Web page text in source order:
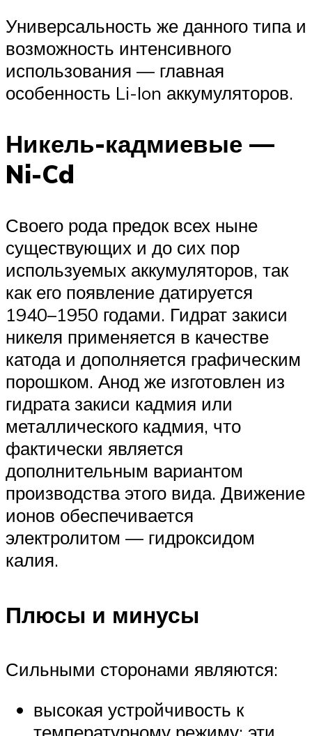
Универсальность же данного типа и
возможность интенсивного
использования — главная
особенность Li-Ion аккумуляторов.
Никель-кадмиевые —
Ni-Cd
Своего рода предок всех ныне
существующих и до сих пор
используемых аккумуляторов, так
как его появление датируется
1940–1950 годами. Гидрат закиси
никеля применяется в качестве
катода и дополняется графическим
порошком. Анод же изготовлен из
гидрата закиси кадмия или
металлического кадмия, что
фактически является
дополнительным вариантом
производства этого вида. Движение
ионов обеспечивается
электролитом — гидроксидом
калия.
Плюсы и минусы
Сильными сторонами являются:
высокая устройчивость к